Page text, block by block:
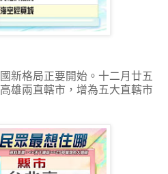
新格局正要開始。十二月廿五
雄兩直轄市，增為五大直轄市